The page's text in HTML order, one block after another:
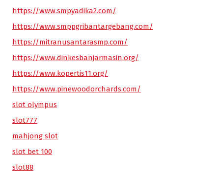
https://www.smpyadika2.com/
https://www.smppgribantargebang.com/
https://mitranusantarasmp.com/
https://www.dinkesbanjarmasin.org/
https://www.kopertis11.org/
https://www.pinewoodorchards.com/
slot olympus
slot777
mahjong slot
slot bet 100
slot88